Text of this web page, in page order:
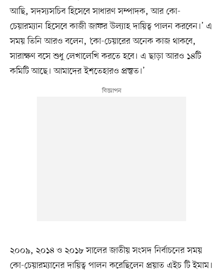
আছি, সদস্যসচিব হিসেবে সাধারণ সম্পাদক, আর কো-
চেয়ারম্যান হিসেবে কাজী জাফর উল্যাহ দায়িত্ব পালন করবেন।’ এ
সময় তিনি আরও বলেন, ‘কো-চেয়ারের অনেক কাজ থাকবে,
সারাক্ষণ বসে শুধু লেখালেখি করতে হবে। এ ছাড়া আরও ১৪টি
কমিটি আছে। আমাদের ইশতেহারও প্রস্তুত।’
২০০৯, ২০১৪ ও ২০১৮ সালের জাতীয় সংসদ নির্বাচনের সময়
কো-চেয়ারম্যানের দায়িত্ব পালন করেছিলেন প্রয়াত এইচ টি ইমাম।